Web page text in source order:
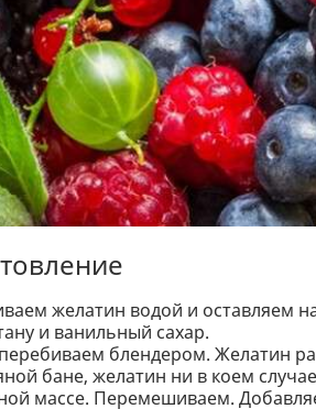
желатин водой и оставляем
и ванильный сахар.
блендером. Желатин
бане, желатин ни в коем
массе. Перемешиваем.